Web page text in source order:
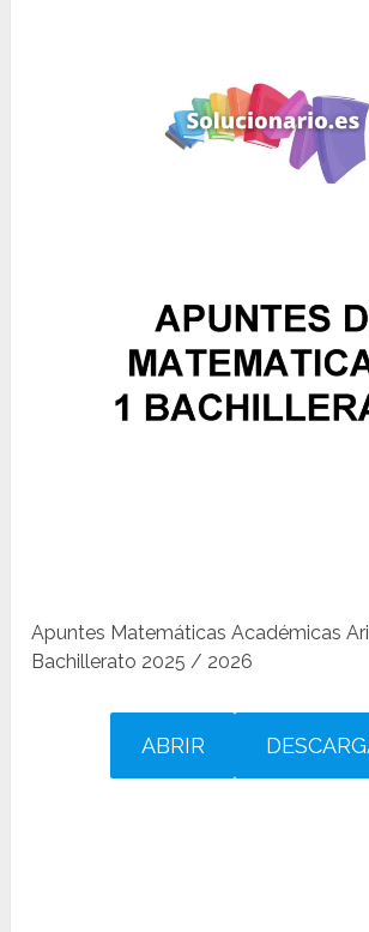
Apuntes Matemáticas Académicas
Bachillerato 2025 / 2026
ABRIR